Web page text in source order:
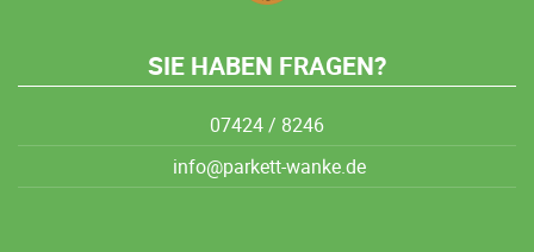
SIE HABEN FRAGEN?
07424 / 8246
info@parkett-wanke.de